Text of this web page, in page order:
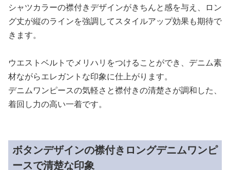
シャツカラーの襟付きデザインがきちんと感を与え、ロン
グ丈が縦のラインを強調してスタイルアップ効果も期待で
きます。
ウエストベルトでメリハリをつけることができ、デニム素
材ながらエレガントな印象に仕上がります。
デニムワンピースの気軽さと襟付きの清楚さが調和した、
着回し力の高い一着です。
ボタンデザインの襟付きロングデニムワンピ
ースで清楚な印象